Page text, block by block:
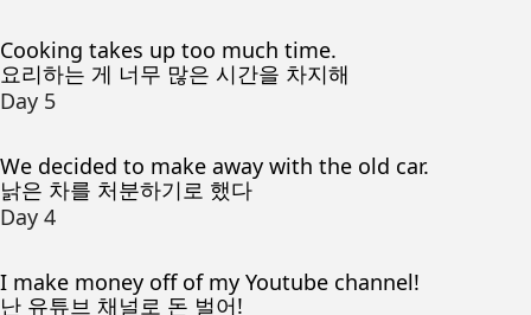
Cooking takes up too much time.
요리하는 게 너무 많은 시간을 차지해
Day 5
We decided to make away with the old car.
낡은 차를 처분하기로 했다
Day 4
I make money off of my Youtube channel!
난 유튜브 채널로 돈 벌어!